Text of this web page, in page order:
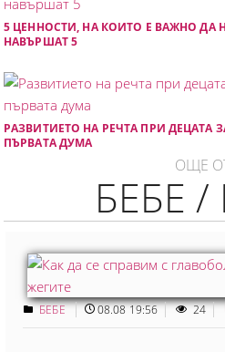
5 ЦЕННОСТИ, НА КОИТО Е ВАЖНО ДА
НАВЪРШАТ 5
РАЗВИТИЕТО НА РЕЧТА ПРИ ДЕЦАТА
ПЪРВАТА ДУМА
ОЩЕ
БЕБЕ /
БЕБЕ 08.08 19:56 24